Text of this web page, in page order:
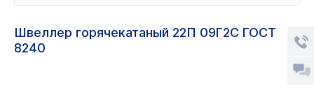
Швеллер горячекатаный 22П 09Г2С ГОСТ
8240